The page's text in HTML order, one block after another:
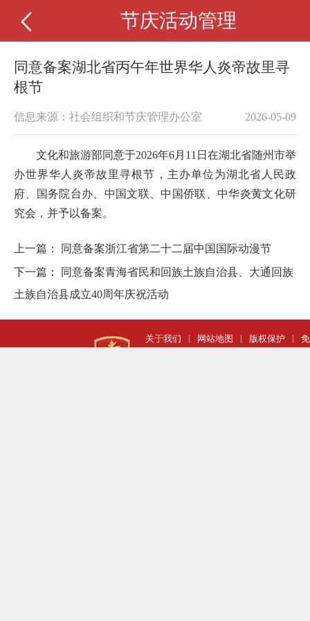
节庆活动管理
同意备案湖北省丙午年世界华人炎帝故里寻
根节
信息来源：社会组织和节庆管理办公室 2026-05-09
文化和旅游部同意于2026年6月 11 日 在湖北省随州市举
办世界华人炎帝故里寻根节，主办单位为湖北省人民政
府、国务院台办、中国文联、中国侨联、中华炎黄文化研
究会 ，并予以备案。
上一篇：
同意备案浙江省第二十二届中国国际动漫节
下一篇：
同意备案青海省民和回族土族自治县、大通回族
土族自治县成立40周年庆祝活动